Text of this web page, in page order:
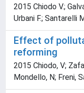
2015 Chiodo V.;
Urbani F.; Santarelli
Effect of
reforming
2015 Chiodo, V;
Mondello, N; Freni,